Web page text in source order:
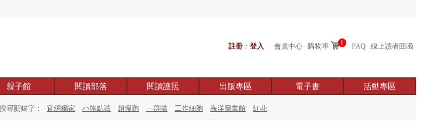
註冊 / 登入 會員中心 購物車 0 FAQ 線上讀者回函
親子館 閱讀部落 閱讀護照 出版專區 電子書 活動專區
尋關鍵字： 官網獨家 小熊點讀 超慢跑 一群喵 工作細胞 海洋圖書館 紅花